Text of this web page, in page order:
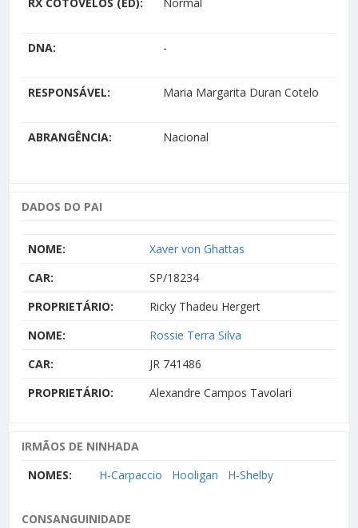
DNA: -
RESPONSÁVEL: Maria Margarita Duran Cotelo
ABRANGÊNCIA: Nacional
DADOS DO PAI
NOME:
Xaver von Ghattas
CAR:
SP/18234
PROPRIETÁRIO:
Ricky Thadeu Hergert
NOME:
Rossie Terra Silva
CAR:
JR 741486
PROPRIETÁRIO:
Alexandre Campos Tavolari
IRMÃOS DE NINHADA
NOMES:
H-Carpaccio Hooligan H-Shelby
CONSANGUINIDADE